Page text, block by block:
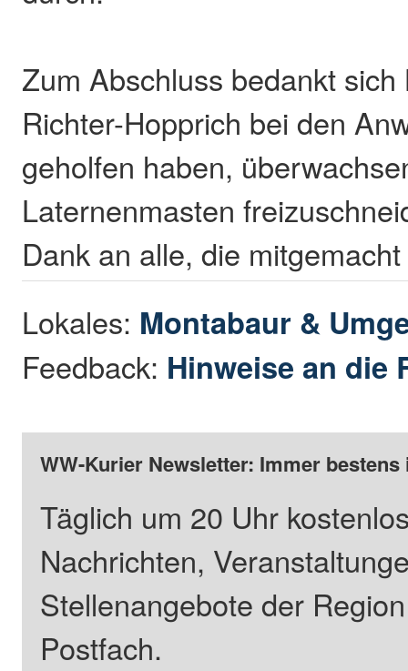
Zum Abschluss bedankt
Richter-Hopprich bei den
geholfen haben,
Laternenmasten
Dank an alle, die
Lokales: Montabaur &
Feedback: Hinweise an die
WW-Kurier Newsletter: Immer
Täglich um 20 Uhr
Nachrichten,
Stellenangebote der
Postfach.